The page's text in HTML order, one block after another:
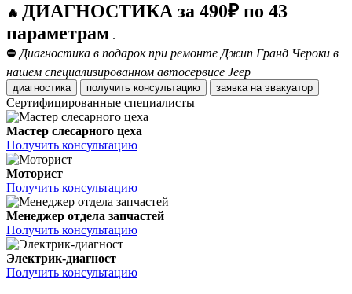
🔥 ДИАГНОСТИКА за 490₽ по 43
параметрам .
⛔ Диагностика в подарок при ремонте Джип Гранд Чероки в
нашем специализированном автосервисе Jeep
диагностика получить консультацию заявка на эвакуатор
Сертифицированные специалисты
Мастер слесарного цеха
Получить консультацию
Моторист
Получить консультацию
Менеджер отдела запчастей
Получить консультацию
Электрик-диагност
Получить консультацию